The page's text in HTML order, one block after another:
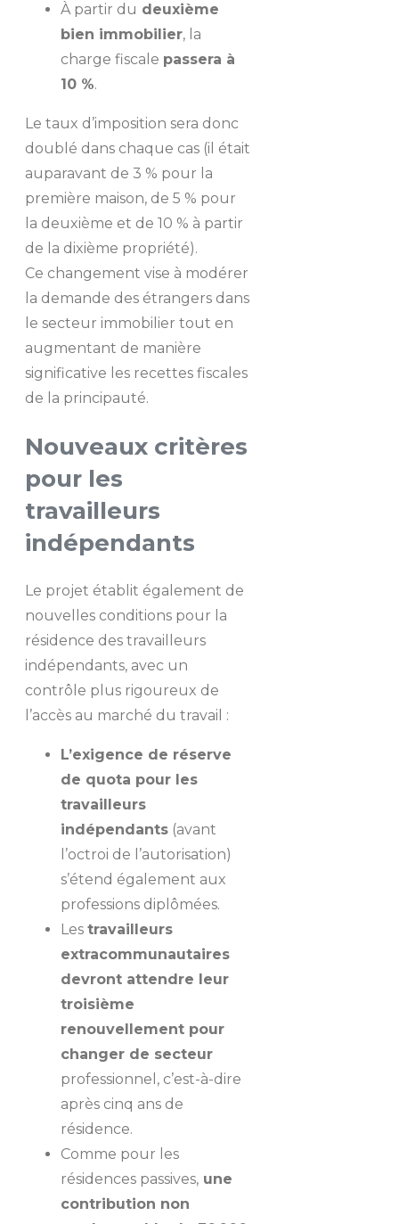
À partir du deuxième
bien immobilier, la
charge fiscale passera à
10 %.
Le taux d’imposition sera donc
doublé dans chaque cas (il était
auparavant de 3 % pour la
première maison, de 5 % pour
la deuxième et de 10 % à partir
de la dixième propriété).
Ce changement vise à modérer
la demande des étrangers dans
le secteur immobilier tout en
augmentant de manière
significative les recettes fiscales
de la principauté.
Nouveaux critères
pour les
travailleurs
indépendants
Le projet établit également de
nouvelles conditions pour la
résidence des travailleurs
indépendants, avec un
contrôle plus rigoureux de
l’accès au marché du travail :
L’exigence de réserve
de quota pour les
travailleurs
indépendants (avant
l’octroi de l’autorisation)
s’étend également aux
professions diplômées.
Les travailleurs
extracommunautaires
devront attendre leur
troisième
renouvellement pour
changer de secteur
professionnel, c’est-à-dire
après cinq ans de
résidence.
Comme pour les
résidences passives, une
contribution non